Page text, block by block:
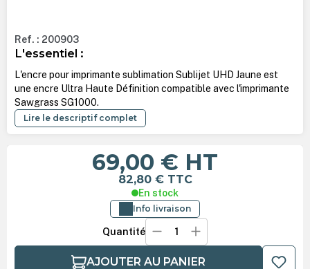
Ref. : 200903
L'essentiel :
L'encre pour imprimante sublimation Sublijet UHD Jaune est
une encre Ultra Haute Définition compatible avec l'imprimante
Sawgrass SG1000.
Lire le descriptif complet
69,00 € HT
82,80 € TTC
En stock
Info livraison
Quantité
AJOUTER AU PANIER